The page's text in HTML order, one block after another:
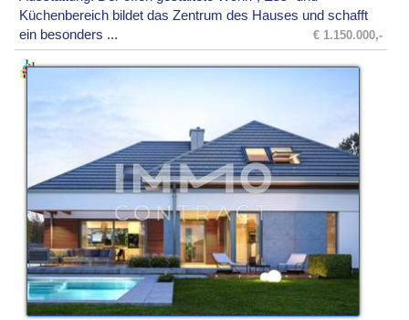
Küchenbereich bildet das Zentrum des Hauses und schafft
ein besonders ...
€ 1.150.000,-